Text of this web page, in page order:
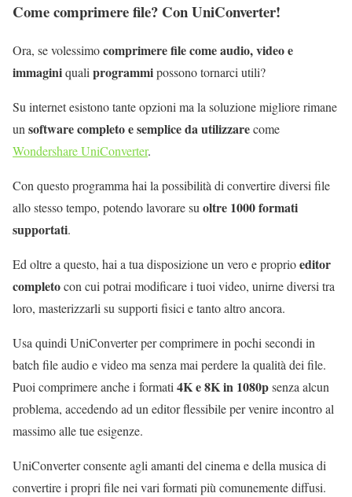
Come comprimere file? Con UniConverter!
Ora, se volessimocomprimere file come audio, video e
immaginiquali programmipossono tornarci utili?
Su internet esistono tante opzioni ma la soluzione migliore rimane
un software completo e semplice da utilizzarecome
Wondershare UniConverter.
Con questo programma hai la possibilità di convertire diversi file
allo stesso tempo, potendo lavorare su oltre 1000 formati
supportati.
Ed oltre a questo, hai a tua disposizione un vero e proprioeditor
completocon cui potrai modificare i tuoi video, unirne diversi tra
loro, masterizzarli su supporti fisici e tanto altro ancora.
Usa quindi UniConverter per comprimere in pochi secondi in
batch file audio e video ma senza mai perdere la qualità dei file.
Puoi comprimere anche i formati 4K e 8K in 1080psenza alcun
problema, accedendo ad un editor flessibile per venire incontro al
massimo alle tue esigenze.
UniConverter consente agli amanti del cinema e della musica di
convertire i propri file nei vari formati più comunemente diffusi.